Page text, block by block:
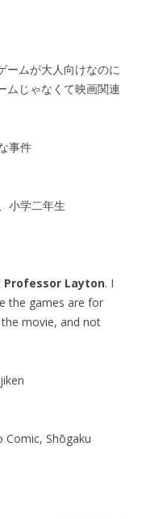
ームが大人向けなのに
ムじゃなくて映画関連
事件
小学二年生
Professor Layton. I
the games are for
movie, and not
Comic, Shōgaku